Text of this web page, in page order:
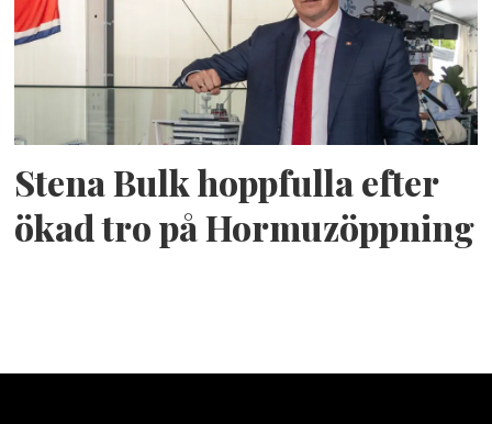
Stena Bulk hoppfulla efter
ökad tro på Hormuzöppning